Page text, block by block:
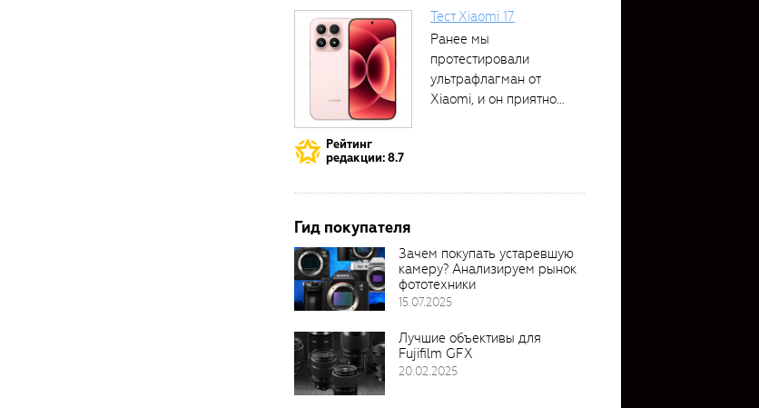
Рейтинг
редакции: 8.7
Тест Xiaomi 17
Ранее мы
протестировали
ультрафлагман от
Xiaomi, и он приятно
Гид покупателя
Зачем покупать устаревшую
камеру? Анализируем рынок
фототехники
15.07.2025
Лучшие объективы для
Fujifilm GFX
20.02.2025